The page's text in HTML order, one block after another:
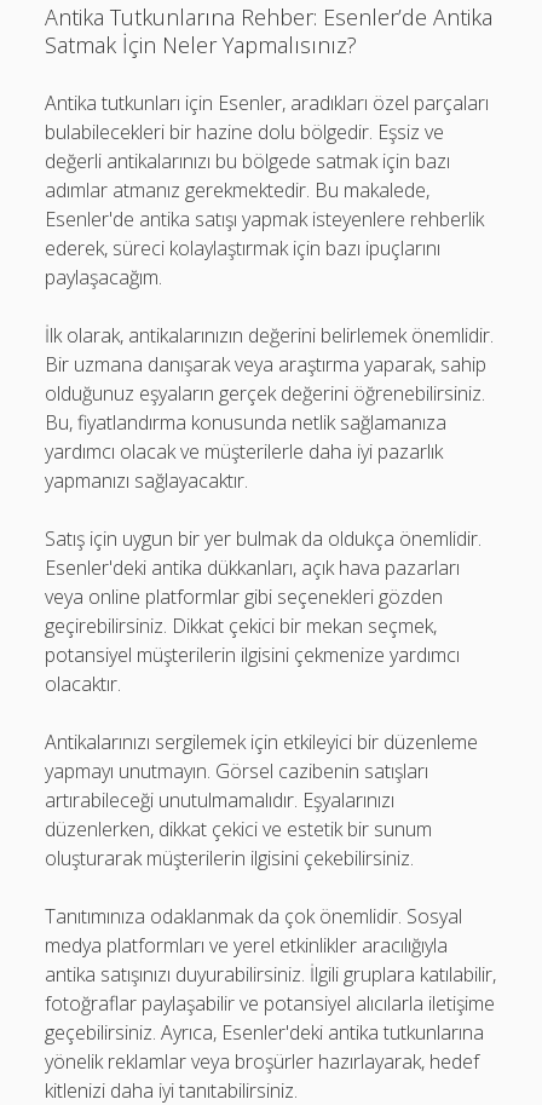
Antika Tutkunlarına Rehber: Esenler’de Antika
Satmak İçin Neler Yapmalısınız?
Antika tutkunları için Esenler, aradıkları özel parçaları
bulabilecekleri bir hazine dolu bölgedir. Eşsiz ve
değerli antikalarınızı bu bölgede satmak için bazı
adımlar atmanız gerekmektedir. Bu makalede,
Esenler'de antika satışı yapmak isteyenlere rehberlik
ederek, süreci kolaylaştırmak için bazı ipuçlarını
paylaşacağım.
İlk olarak, antikalarınızın değerini belirlemek önemlidir.
Bir uzmana danışarak veya araştırma yaparak, sahip
olduğunuz eşyaların gerçek değerini öğrenebilirsiniz.
Bu, fiyatlandırma konusunda netlik sağlamanıza
yardımcı olacak ve müşterilerle daha iyi pazarlık
yapmanızı sağlayacaktır.
Satış için uygun bir yer bulmak da oldukça önemlidir.
Esenler'deki antika dükkanları, açık hava pazarları
veya online platformlar gibi seçenekleri gözden
geçirebilirsiniz. Dikkat çekici bir mekan seçmek,
potansiyel müşterilerin ilgisini çekmenize yardımcı
olacaktır.
Antikalarınızı sergilemek için etkileyici bir düzenleme
yapmayı unutmayın. Görsel cazibenin satışları
artırabileceği unutulmamalıdır. Eşyalarınızı
düzenlerken, dikkat çekici ve estetik bir sunum
oluşturarak müşterilerin ilgisini çekebilirsiniz.
Tanıtımınıza odaklanmak da çok önemlidir. Sosyal
medya platformları ve yerel etkinlikler aracılığıyla
antika satışınızı duyurabilirsiniz. İlgili gruplara katılabilir,
fotoğraflar paylaşabilir ve potansiyel alıcılarla iletişime
geçebilirsiniz. Ayrıca, Esenler'deki antika tutkunlarına
yönelik reklamlar veya broşürler hazırlayarak, hedef
kitlenizi daha iyi tanıtabilirsiniz.